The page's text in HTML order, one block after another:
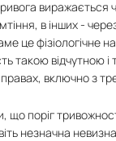
виражається
в інших -
це фізіологічне
такою відчутною
включно з
що поріг
незначна